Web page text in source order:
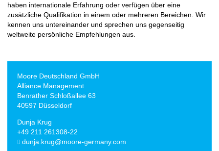
haben internationale Erfahrung oder verfügen über eine
zusätzliche Qualifikation in einem oder mehreren Bereichen. Wir
kennen uns untereinander und sprechen uns gegenseitig
weltweite persönliche Empfehlungen aus.
Moore Deutschland GmbH
Alliance Management
Benrather Schloßallee 63
40597 Düsseldorf
Dunja Krug
+49 211 261308-22
dunja.krug@moore-germany.com